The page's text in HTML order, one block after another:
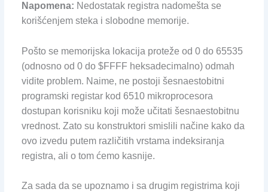
Napomena: Nedostatak registra nadomešta se
korišćenjem steka i slobodne memorije.
Pošto se memorijska lokacija proteže od 0 do 65535
(odnosno od 0 do $FFFF heksadecimalno) odmah
vidite problem. Naime, ne postoji šesnaestobitni
programski registar kod 6510 mikroprocesora
dostupan korisniku koji može učitati šesnaestobitnu
vrednost. Zato su konstruktori smislili načine kako da
ovo izvedu putem različitih vrstama indeksiranja
registra, ali o tom ćemo kasnije.
Za sada da se upoznamo i sa drugim registrima koji